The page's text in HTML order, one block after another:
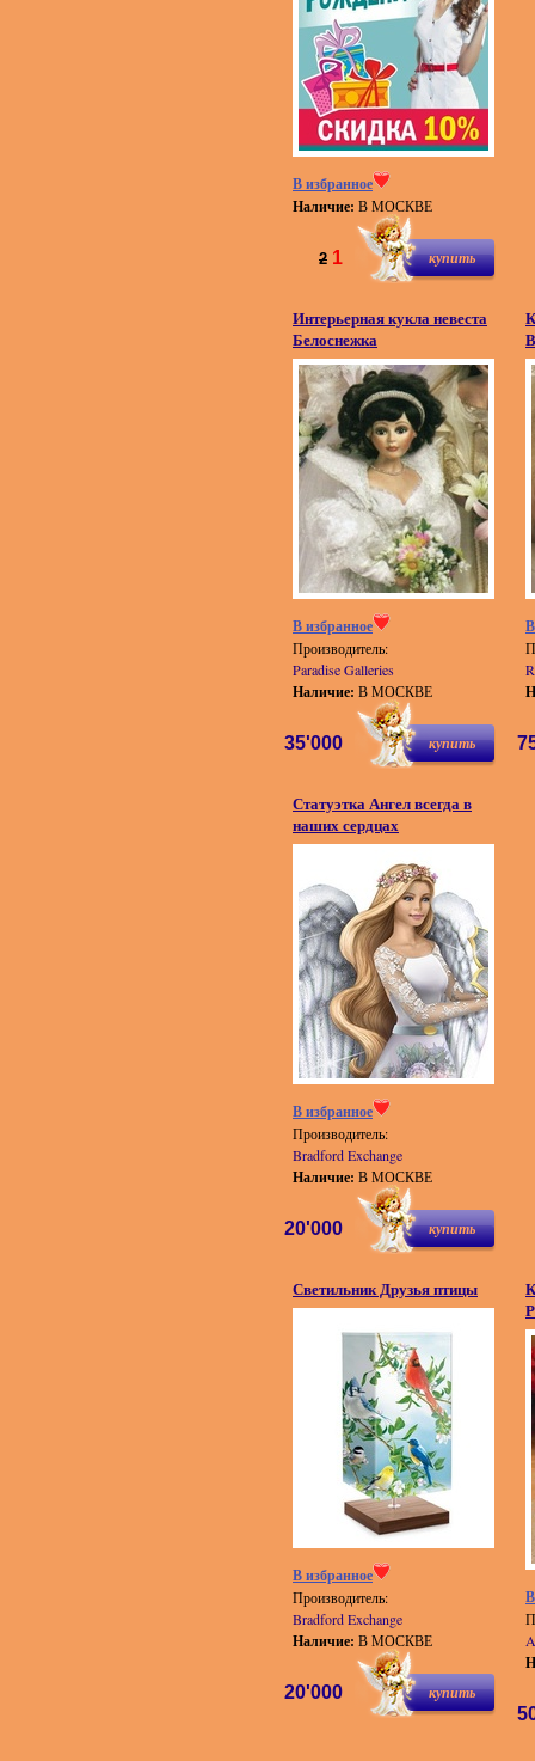
В избранное
Наличие: В МОСКВЕ
купить
2 1
Интерьерная кукла невеста
Белоснежка
В избранное
Производитель:
Paradise Galleries
Наличие: В МОСКВЕ
купить
35'000
Статуэтка Ангел всегда в
наших сердцах
В избранное
Производитель:
Bradford Exchange
Наличие: В МОСКВЕ
купить
20'000
Светильник Друзья птицы
В избранное
Производитель:
Bradford Exchange
Наличие: В МОСКВЕ
купить
20'000